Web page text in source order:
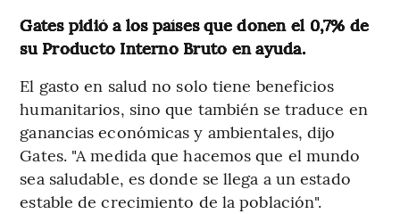
Gates pidió a los países que donen el 0,7% de
su Producto Interno Bruto en ayuda.
El gasto en salud no solo tiene beneficios
humanitarios, sino que también se traduce en
ganancias económicas y ambientales, dijo
Gates. "A medida que hacemos que el mundo
sea saludable, es donde se llega a un estado
estable de crecimiento de la población".